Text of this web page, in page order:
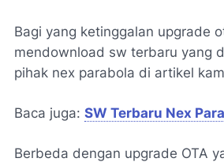
Bagi yang ketinggalan upgrade
mendownload sw terbaru yang
pihak nex parabola di artikel
Baca juga: SW Terbaru Nex
Berbeda dengan upgrade OTA